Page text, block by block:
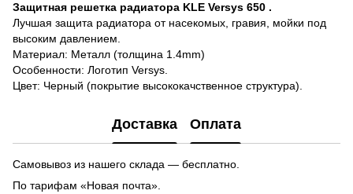
Защитная решетка радиатора KLE Versys 650 .
Лучшая защита радиатора от насекомых, гравия, мойки под
высоким давлением.
Материал: Металл (толщина 1.4mm)
Особенности: Логотип Versys.
Цвет: Черный (покрытие высококачственное структура).
Доставка Оплата
Самовывоз из нашего склада — бесплатно.
По тарифам «Новая почта».